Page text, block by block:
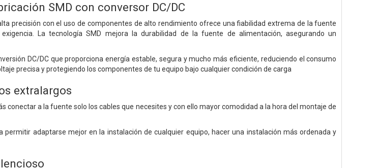
SMD con conversor DC/DC
precisión con el uso de componentes de alto rendimiento ofrece una fiabilidad extrema de la fuente
La tecnología SMD mejora la durabilidad de la fuente de alimentación, asegurando un
DC/DC que proporciona energía estable, segura y mucho más eficiente, reduciendo el consumo
precisa y protegiendo los componentes de tu equipo bajo cualquier condición de carga
extralargos
conectar a la fuente solo los cables que necesites y con ello mayor comodidad a la hora del montaje de
permitir adaptarse mejor en la instalación de cualquier equipo, hacer una instalación más ordenada y